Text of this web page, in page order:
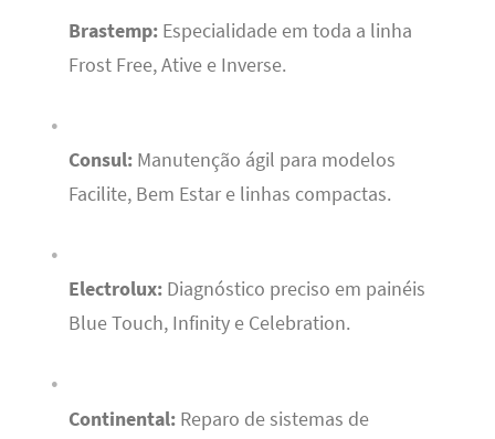
Brastemp:Especialidade em toda a linha
Frost Free, Ative e Inverse.
Consul:Manutenção ágil para modelos
Facilite, Bem Estar e linhas compactas.
Electrolux:Diagnóstico preciso em painéis
Blue Touch, Infinity e Celebration.
Continental:Reparo de sistemas de